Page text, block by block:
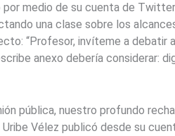
medio de su cuenta de
una clase sobre los
“Profesor, invíteme a debatir
anexo debería considerar:
pública, nuestro profundo
Uribe Vélez publicó desde su